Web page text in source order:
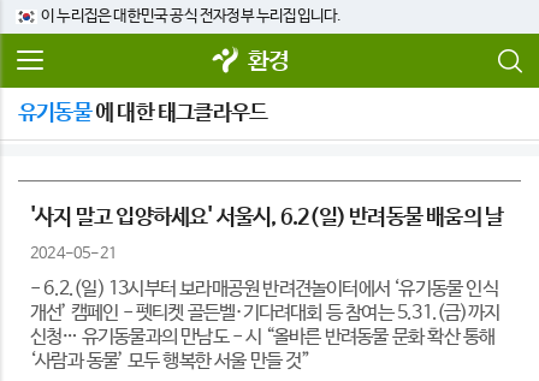
이 누리집은 대한민국 공식 전자정부 누리집입니다.
환경
유기동물에 대한 태그클라우드
'사지 말고 입양하세요' 서울시, 6.2(일) 반려동물 배움의 날
2024-05-21
- 6.2.(일) 13시부터 보라매공원 반려견놀이터에서 ‘유기동물 인식
개선’ 캠페인 - 펫티켓 골든벨·기다려대회 등 참여는 5.31.(금)까지
신청… 유기동물과의 만남도 - 시 “올바른 반려동물 문화 확산 통해
‘사람과 동물’ 모두 행복한 서울 만들 것”